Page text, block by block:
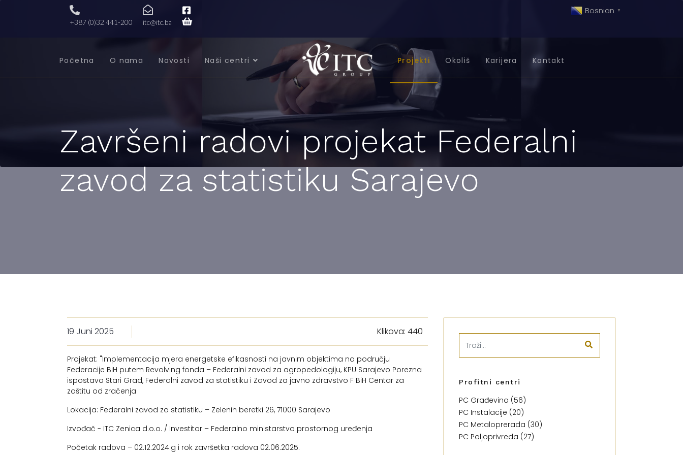
+387 (0)32 441-200 itc@itc.ba
Bosnian ▼
Početna O nama Novosti Naši centri Projekti Okoliš Karijera Kontakt
Završeni radovi projekat Federalni
zavod za statistiku Sarajevo
19 Juni 2025 Klikova: 440
Projekat: "Implementacija mjera energetske efikasnosti na javnim objektima na području
Federacije BiH putem Revolving fonda – Federalni zavod za agropedologiju, KPU Sarajevo Porezna
ispostava Stari Grad, Federalni zavod za statistiku i Zavod za javno zdravstvo F BiH Centar za
zaštitu od zračenja
Lokacija: Federalni zavod za statistiku – Zelenih beretki 26, 71000 Sarajevo
Izvođač - ITC Zenica d.o.o. / Investitor – Federalno ministarstvo prostornog uređenja
Početak radova – 02.12.2024.g i rok završetka radova 02.06.2025.
Profitni centri
PC Građevina (56)
PC Instalacije (20)
PC Metaloprerada (30)
PC Poljoprivreda (27)